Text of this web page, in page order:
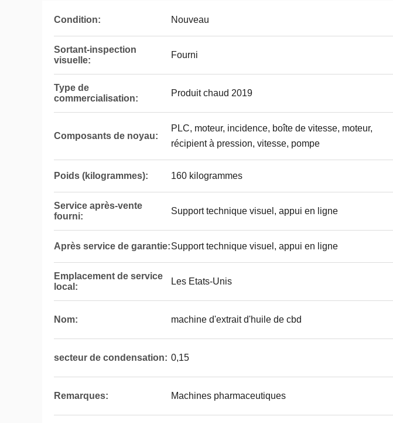
Condition: Nouveau
Sortant-inspection
visuelle:
Fourni
Type de
commercialisation:
Produit chaud 2019
Composants de noyau:
PLC, moteur, incidence, boîte de vitesse, moteur,
récipient à pression, vitesse, pompe
Poids (kilogrammes): 160 kilogrammes
Service après-vente
fourni:
Support technique visuel, appui en ligne
Après service de garantie:Support technique visuel, appui en ligne
Emplacement de service
local:
Les Etats-Unis
Nom: machine d'extrait d'huile de cbd
secteur de condensation: 0,15
Remarques: Machines pharmaceutiques